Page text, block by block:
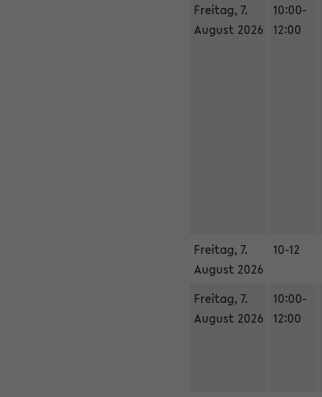
Freitag, 7.
August 2026
10:00-
12:00
Freitag, 7.
August 2026
10-12
Freitag, 7.
August 2026
10:00-
12:00